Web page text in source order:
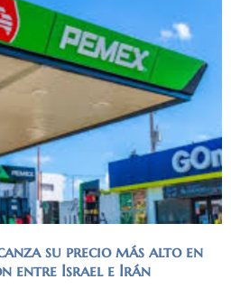
su precio más alto en
entre Israel e Irán